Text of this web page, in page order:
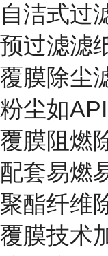
自洁式过
预过滤滤
覆膜除尘
粉尘如
覆膜阻燃
配套易燃
聚酯纤维
覆膜技术